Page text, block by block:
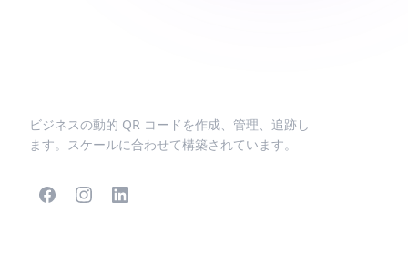
ビジネスの動的 QR コードを作成、管理、追跡し
ます。スケールに合わせて構築されています。